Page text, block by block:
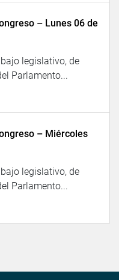
– Lunes 06 de
legislativo, de
Parlamento...
– Miércoles
legislativo, de
Parlamento...